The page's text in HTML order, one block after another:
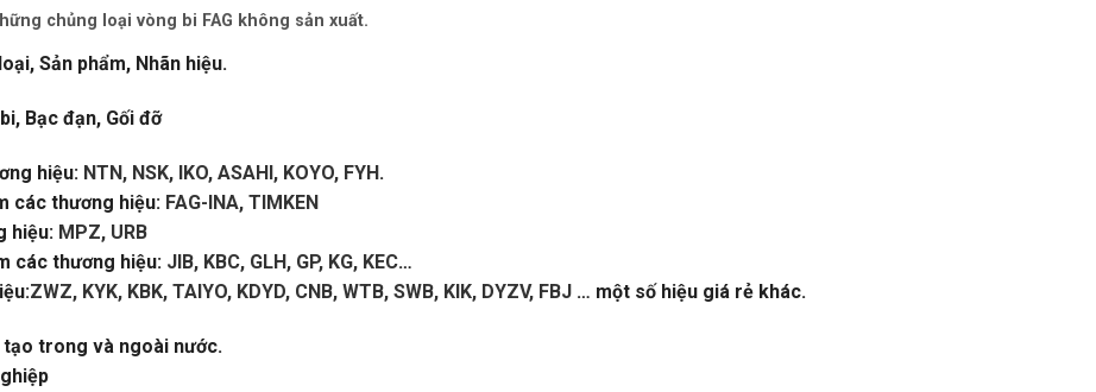
chủng loại vòng bi FAG không sản xuất.
Sản phẩm, Nhãn hiệu.
Bạc đạn, Gối đỡ
hiệu: NTN, NSK, IKO, ASAHI, KOYO, FYH.
các thương hiệu: FAG-INA, TIMKEN
hiệu: MPZ, URB
các thương hiệu: JIB, KBC, GLH, GP, KG, KEC…
ZWZ, KYK, KBK, TAIYO, KDYD, CNB, WTB, SWB, KIK, DYZV, FBJ … một số hiệu giá rẻ khác.
trong và ngoài nước.